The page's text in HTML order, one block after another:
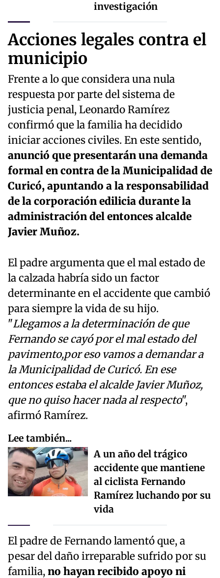
investigación
Acciones legales contra el
municipio
Frente a lo que considera una nula
respuesta por parte del sistema de
justicia penal, Leonardo Ramírez
confirmó que la familia ha decidido
iniciar acciones civiles. En este sentido,
anunció que presentarán una demanda
formal en contra de la Municipalidad de
Curicó, apuntando a la responsabilidad
de la corporación edilicia durante la
administración del entonces alcalde
Javier Muñoz.
El padre argumenta que el mal estado de
la calzada habría sido un factor
determinante en el accidente que cambió
para siempre la vida de su hijo.
"Llegamos a la determinación de que
Fernando se cayó por el mal estado del
pavimento,por eso vamos a demandar a
la Municipalidad de Curicó. En ese
entonces estaba el alcalde Javier Muñoz,
que no quiso hacer nada al respecto",
afirmó Ramírez.
Lee también...
A un año del trágico
accidente que mantiene
al ciclista Fernando
Ramírez luchando por su
vida
El padre de Fernando lamentó que, a
pesar del daño irreparable sufrido por su
familia,no hayan recibido apoyo ni